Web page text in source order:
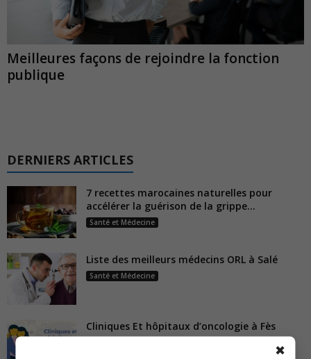
✖
Meilleures façons de rejoindre la fonction
publique
DERNIERS ARTICLES
7 recettes marocaines naturelles pour
accélérer la guérison de la grippe...
Santé et Médecine
Liste des meilleurs médecins ORL à Salé
Santé et Médecine
Cliniques Et hôpitaux d’oncologie à Fès